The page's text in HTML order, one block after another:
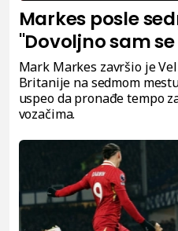
Markes posle
"Dovoljno sam
Mark Markes završio je
Britanije na sedmom
uspeo da pronađe tempo
vozačima.